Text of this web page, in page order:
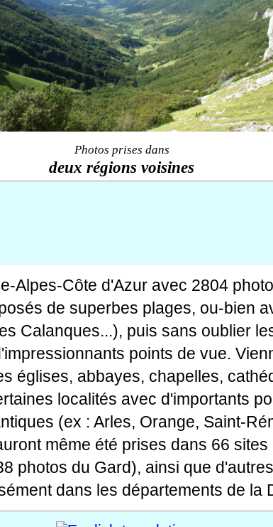
Photos prises dans
deux régions voisines
Alpes-Côte d'Azur avec 2804
de superbes plages, ou-bien
Calanques...), puis sans oublier
points de vue.
églises, abbayes, chapelles,
localités avec d'importants
(ex : Arles, Orange, Saint-
même été prises dans 66
photos du Gard), ainsi que
dans les départements de la